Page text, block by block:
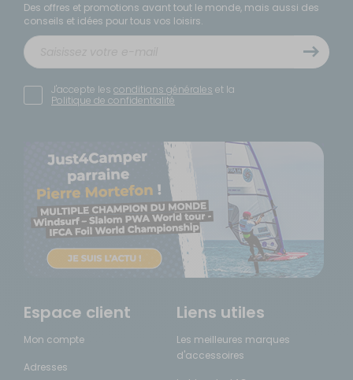
Des offres et promotions avant tout le monde, mais aussi des
conseils et idées pour tous vos loisirs.
J'accepte les conditions générales et la
Politique de confidentialité
Espace client
Mon compte
Adresses
Liens utiles
Les meilleures marques
d'accessoires